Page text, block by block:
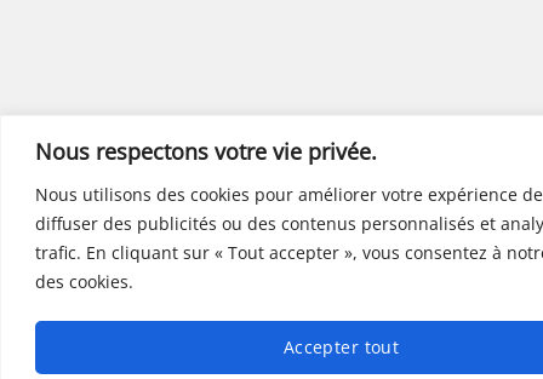
Nous respectons votre vie privée.
Nous utilisons des cookies pour améliorer votre expérience
diffuser des publicités ou des contenus personnalisés et
trafic. En cliquant sur « Tout accepter », vous consentez à
des cookies.
Accepter tout